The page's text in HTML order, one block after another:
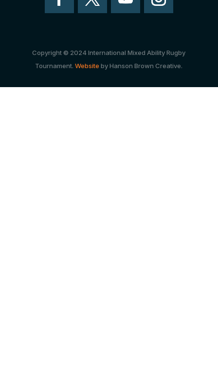
Copyright © 2024 International Mixed Ability Rugby
Tournament.Website by Hanson Brown Creative.